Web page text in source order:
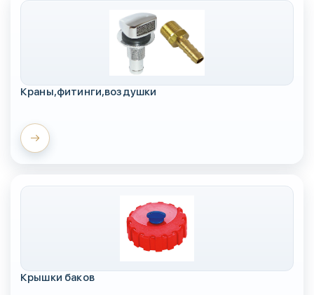
Краны,фитинги,воздушки
Крышки баков